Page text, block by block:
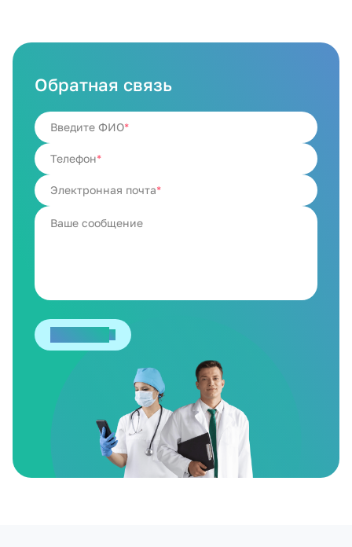
Обратная связь
Введите ФИО
Телефон
Электронная почта